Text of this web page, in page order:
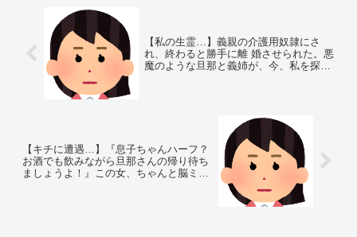
【私の生霊…】義親の介護用奴隷にさ
れ、終わると勝手に離 婚させられた。悪
魔のような旦那と義姉が、今、私を探し
【キチに遭遇…】『息子ちゃんハーフ？
お酒でも飲みながら旦那さんの帰り待ち
ましょうよ！』この女、ちゃんと脳ミソ